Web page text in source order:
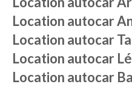
Location autocar
Location autocar
Location autocar
Location autocar